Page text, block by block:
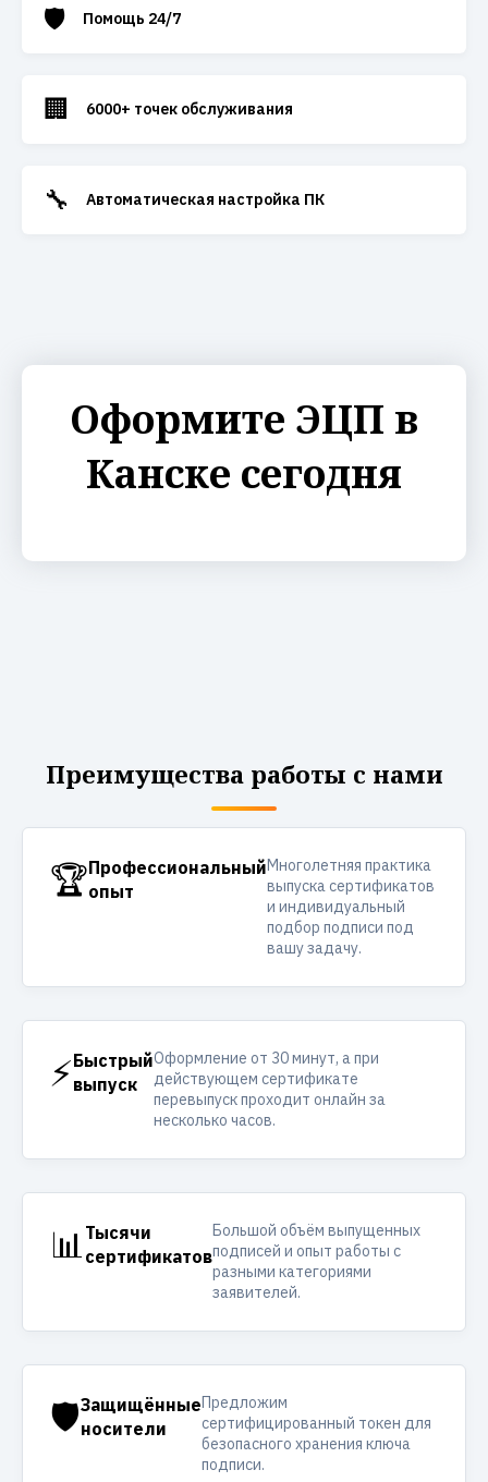
🛡️ Помощь 24/7
🏢 6000+ точек обслуживания
🔧 Автоматическая настройка ПК
Оформите ЭЦП в
Канске сегодня
Преимущества работы с нами
🏆Профессиональный
опыт
Многолетняя практика
выпуска сертификатов
и индивидуальный
подбор подписи под
вашу задачу.
⚡Быстрый
выпуск
Оформление от 30 минут, а при
действующем сертификате
перевыпуск проходит онлайн за
несколько часов.
📊 Тысячи
сертификатов
Большой объём выпущенных
подписей и опыт работы с
разными категориями
заявителей.
🛡️Защищённые
носители
Предложим
сертифицированный токен для
безопасного хранения ключа
подписи.